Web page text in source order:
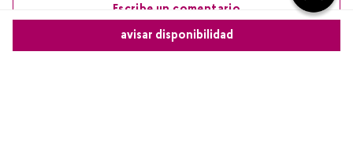
avisar disponibilidad
Escribe un comentario
Más reciente